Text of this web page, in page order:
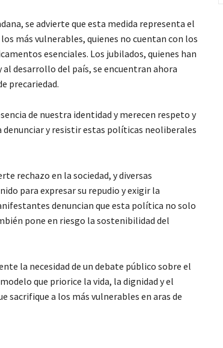
se advierte que esta medida representa el
los más vulnerables, quienes no cuentan con los
esenciales. Los jubilados, quienes han
desarrollo del país, se encuentran ahora
precariedad.
de nuestra identidad y merecen respeto y
denunciar y resistir estas políticas neoliberales
rechazo en la sociedad, y diversas
para expresar su repudio y exigir la
denuncian que esta política no solo
pone en riesgo la sostenibilidad del
la necesidad de un debate público sobre el
que priorice la vida, la dignidad y el
sacrifique a los más vulnerables en aras de